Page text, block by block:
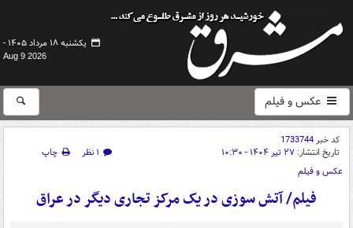
یکشنبه ۱۸ مرداد ۱۴۰۵ -
Aug 9 2026
عکس و فیلم
کد خبر1733744
تاریخ انتشار: ۲۷ تیر ۱۴۰۴ - ۱۰:۳۰ ۱ نظر
چاپ
عکس و فیلم
فیلم/ آتش سوزی در یک مرکز تجاری دیگر در عراق